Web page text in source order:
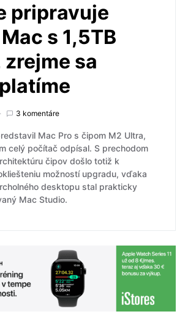
pripravuje
s 1,5TB
zrejme sa
3 komentáre
Mac Pro s čipom M2 Ultra,
celý počítač odpísal. S prechodom
čipov došlo totiž k
možností upgradu, vďaka
desktopu stal prakticky
Mac Studio.